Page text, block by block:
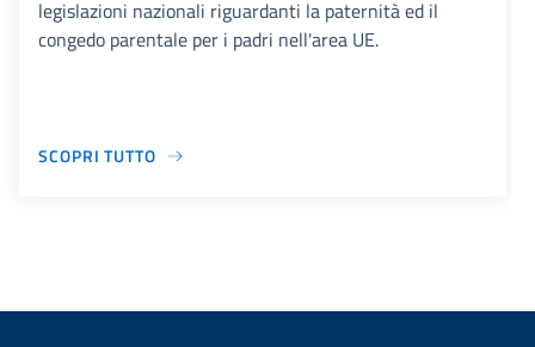
legislazioni nazionali riguardanti la paternità ed il
congedo parentale per i padri nell'area UE.
SCOPRI TUTTO